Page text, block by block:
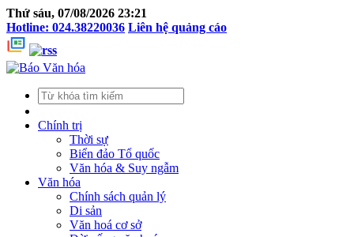
Thứ sáu, 07/08/2026 23:21
Hotline: 024.38220036 Liên hệ quảng cáo
Chính trị
Thời sự
Biển đảo Tổ quốc
Văn hóa & Suy ngẫm
Văn hóa
Chính sách quản lý
Di sản
Văn hoá cơ sở